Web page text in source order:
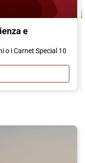
e
o i Carnet Special 10
ITALO: MASSIMA